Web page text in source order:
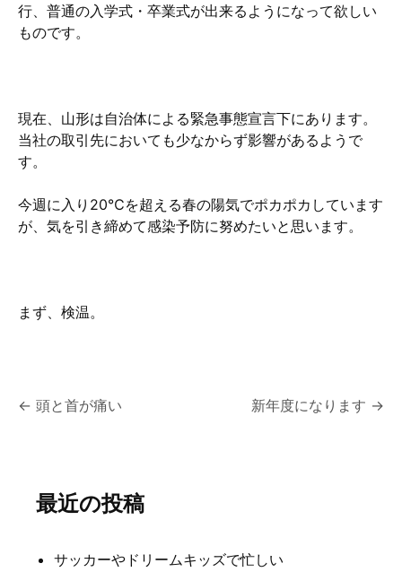
行、普通の入学式・卒業式が出来るようになって欲しい
ものです。
現在、山形は自治体による緊急事態宣言下にあります。
当社の取引先においても少なからず影響があるようで
す。
今週に入り20℃を超える春の陽気でポカポカしています
が、気を引き締めて感染予防に努めたいと思います。
まず、検温。
投
ビ
← 頭と首が痛い 新年度になります →
最近の投稿
サッカーやドリームキッズで忙しい